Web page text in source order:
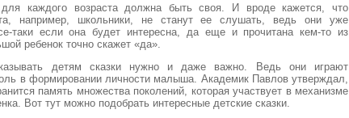
для каждого возраста должна быть своя. И вроде кажется, что
например, школьники, не станут ее слушать, ведь они уже
таки если она будет интересна, да еще и прочитана кем-то из
ребенок точно скажет «да».
детям сказки нужно и даже важно. Ведь они играют
в формировании личности малыша. Академик Павлов утверждал,
память множества поколений, которая участвует в механизме
Вот тут можно подобрать интересные детские сказки.